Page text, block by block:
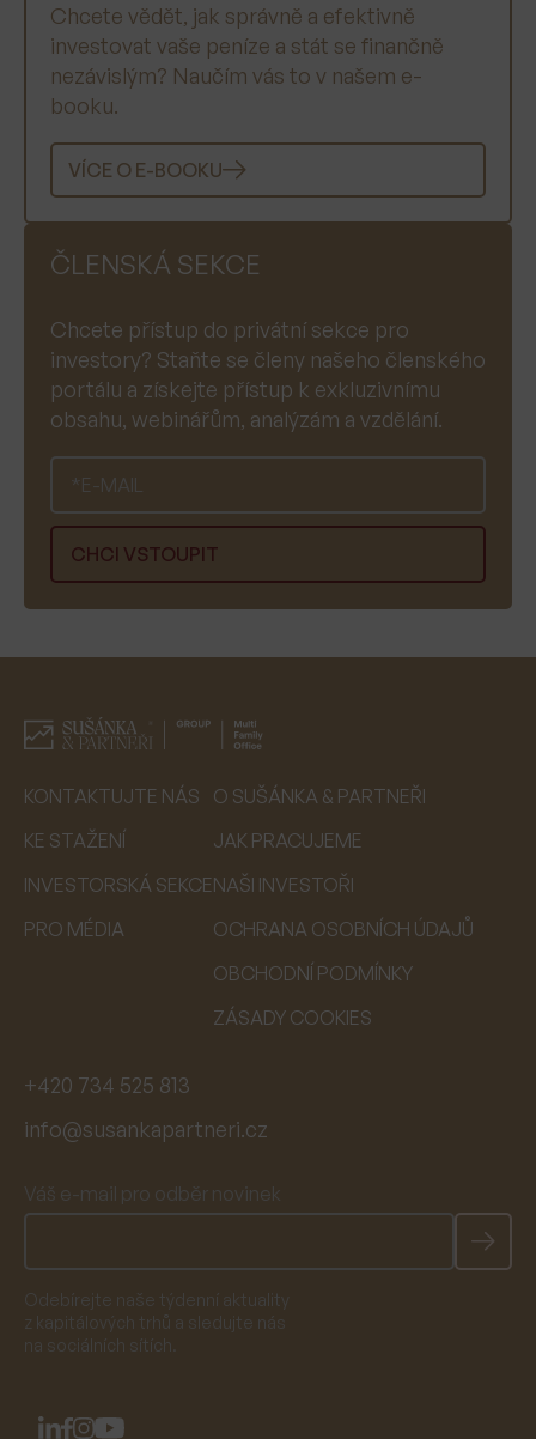
Chcete vědět, jak správně a efektivně
investovat vaše peníze a stát se finančně
nezávislým? Naučím vás to v našem e-
booku.
VÍCE O E-BOOKU
ČLENSKÁ SEKCE
Chcete přístup do privátní sekce pro
investory? Staňte se členy našeho členského
portálu a získejte přístup k exkluzivnímu
obsahu, webinářům, analýzám a vzdělání.
KONTAKTUJTE NÁS
KE STAŽENÍ
INVESTORSKÁ SEKCE
PRO MÉDIA
O SUŠÁNKA & PARTNEŘI
JAK PRACUJEME
NAŠI INVESTOŘI
OCHRANA OSOBNÍCH ÚDAJŮ
OBCHODNÍ PODMÍNKY
ZÁSADY COOKIES
+420 734 525 813
info@susankapartneri.cz
Váš e-mail pro odběr novinek
Odebírejte naše týdenní aktuality
z kapitálových trhů a sledujte nás
na sociálních sítích.